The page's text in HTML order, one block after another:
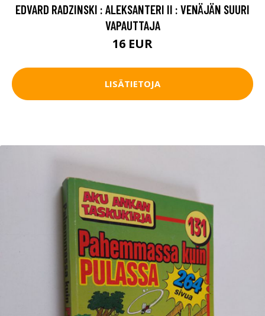
EDVARD RADZINSKI : ALEKSANTERI II : VENÄJÄN SUURI
VAPAUTTAJA
16 EUR
LISÄTIETOJA